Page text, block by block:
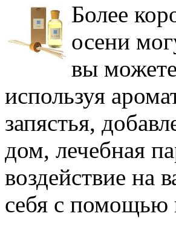
Более
осени
вы
используя
запястья,
дом, лечебная
воздействие на
себя с помощью